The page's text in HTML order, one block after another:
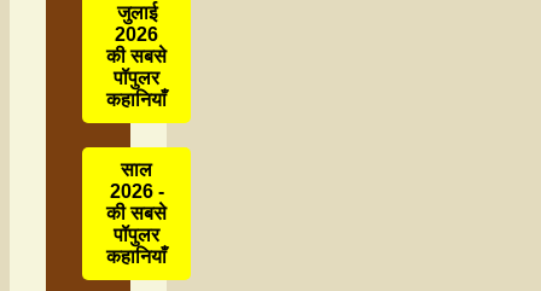
जुलाई
2026
की सबसे
पॉपुलर
कहानियाँ
साल
2026 -
की सबसे
पॉपुलर
कहानियाँ